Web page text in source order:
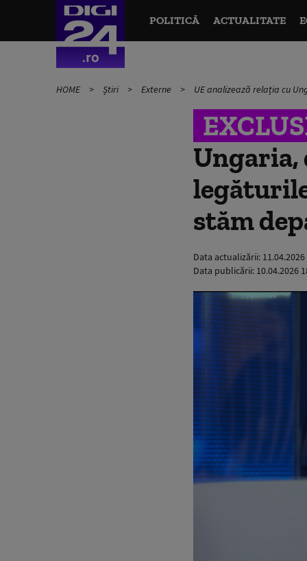
POLITICĂ ACTUALITATE
HOME Știri Externe UE analizează relația cu
stăm
Data actualizării:
Data publicării: 10.04.2026